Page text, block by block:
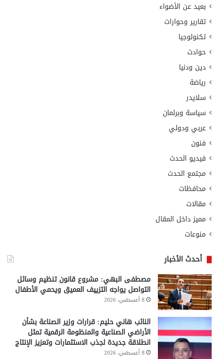
بعيد عن الأضواء
تقارير وحوارات
تكنولوجيا
حوادث
دين ودنيا
رياضة
سلايدر
سياسة وبرلمان
عربي ودولي
فنون
فيديو الحدث
مجتمع الحدث
محافظات
مقالات
مميز داخل المقال
منوعات
أحدث الأخبار
مصطفى البهي: مشروع قانون تنظيم وسائل
التواصل يواجه التزييف العميق ويحمي الأطفال
8 أغسطس، 2026
النائب هاني حليم: قرارات وزير الصناعة بشأن
الأراضي الصناعية والمنظومة الرقمية تمثل
انطلاقة جديدة لجذب الاستثمارات وتعزيز الإنتاج
8 أغسطس، 2026